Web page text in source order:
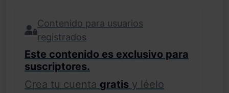
Contenido para usuarios
registrados
Este contenido es exclusivo para
suscriptores.
Crea tu cuenta gratis y léelo